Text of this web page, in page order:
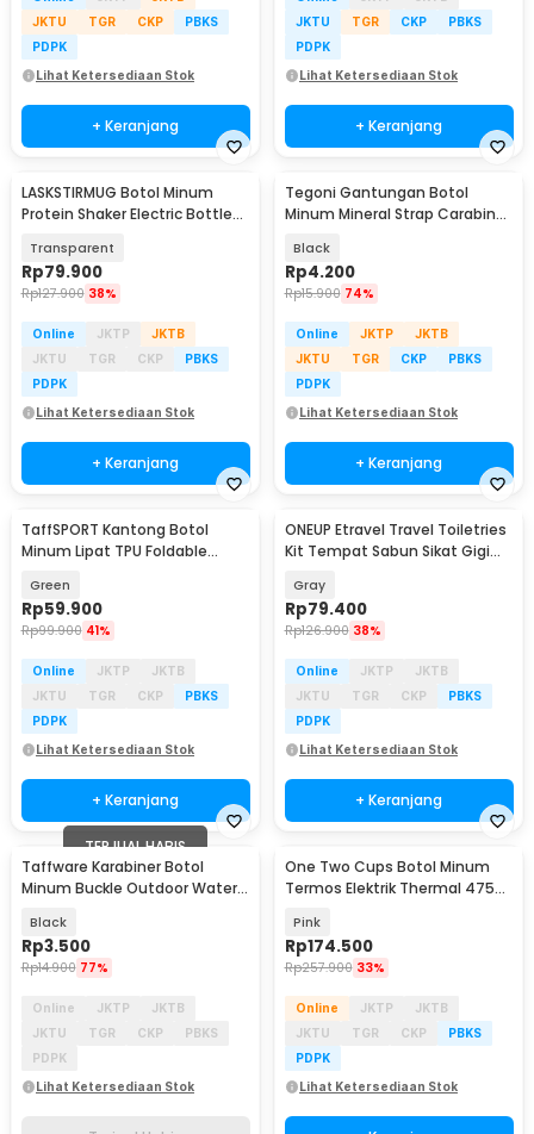
JKTU
TGR CKP
PBKS
PDPK
Lihat Ketersediaan Stok
+ Keranjang
JKTU
TGR CKP
PBKS
PDPK
Lihat Ketersediaan Stok
+ Keranjang
LASKSTIRMUG Botol Minum
Protein Shaker Electric Bottle
Transparent
Rp79.900
Rp127.900 38%
Online JKTP
JKTB
JKTU
TGR CKP
PBKS
PDPK
Lihat Ketersediaan Stok
+ Keranjang
Tegoni Gantungan Botol
Minum Mineral Strap Carabiner
Black
Rp4.200
Rp15.900 74%
Online JKTP
JKTB
JKTU
TGR CKP
PBKS
PDPK
Lihat Ketersediaan Stok
+ Keranjang
TaffSPORT Kantong Botol
Minum Lipat TPU Foldable
Green
Rp59.900
Rp99.900 41%
Online JKTP
JKTB
JKTU
TGR CKP
PBKS
PDPK
Lihat Ketersediaan Stok
+ Keranjang
ONEUP Etravel Travel Toiletries
Kit Tempat Sabun Sikat Gigi
Gray
Rp79.400
Rp126.900 38%
Online JKTP
JKTB
JKTU
TGR CKP
PBKS
PDPK
Lihat Ketersediaan Stok
+ Keranjang
TERJUAL HABIS
Taffware Karabiner Botol
Minum Buckle Outdoor Water
Black
Rp3.500
Rp14.900 77%
Online JKTP
JKTB
JKTU
TGR CKP
PBKS
PDPK
Lihat Ketersediaan Stok
One Two Cups Botol Minum
Termos Elektrik Thermal 475ml
Pink
Rp174.500
Rp257.900 33%
Online JKTP
JKTB
JKTU
TGR CKP
PBKS
PDPK
Lihat Ketersediaan Stok